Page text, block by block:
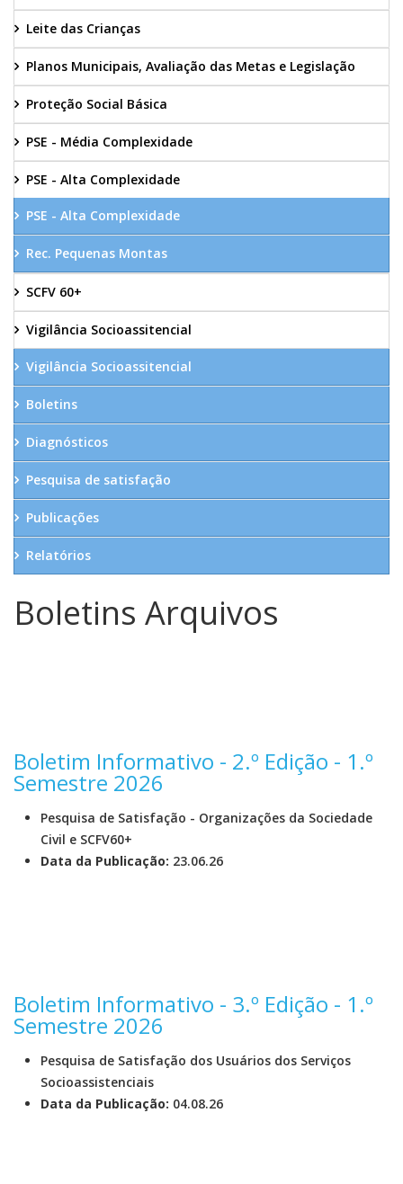
Leite das Crianças
Planos Municipais, Avaliação das Metas e Legislação
Proteção Social Básica
PSE - Média Complexidade
PSE - Alta Complexidade
PSE - Alta Complexidade
Rec. Pequenas Montas
SCFV 60+
Vigilância Socioassitencial
Vigilância Socioassitencial
Boletins
Diagnósticos
Pesquisa de satisfação
Publicações
Relatórios
Boletins Arquivos
Boletim Informativo - 2.º Edição - 1.º
Semestre 2026
Pesquisa de Satisfação - Organizações da Sociedade
Civil e SCFV60+
Data da Publicação: 23.06.26
Boletim Informativo - 3.º Edição - 1.º
Semestre 2026
Pesquisa de Satisfação dos Usuários dos Serviços
Socioassistenciais
Data da Publicação: 04.08.26